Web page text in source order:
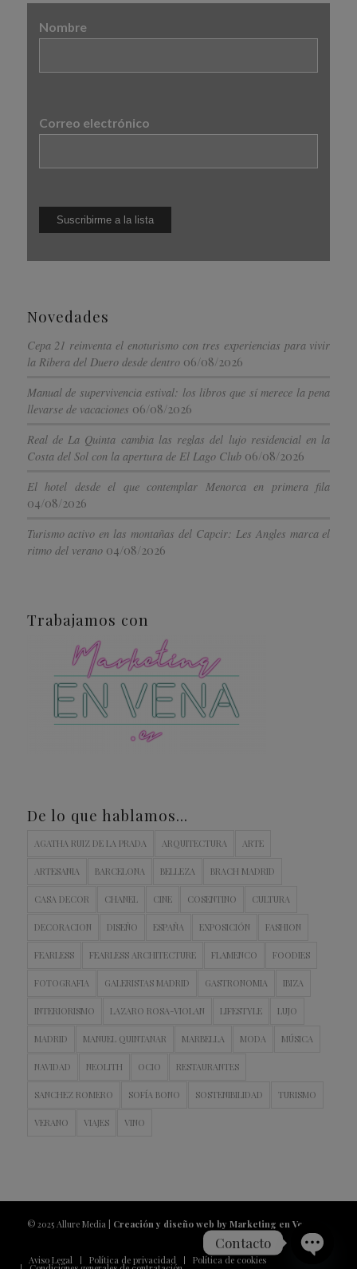
Nombre
Correo electrónico
Novedades
Cepa 21 reinventa el enoturismo con tres experiencias para vivir
la Ribera del Duero desde dentro 06/08/2026
Manual de supervivencia estival: los libros que sí merece la pena
llevarse de vacaciones 06/08/2026
Real de La Quinta cambia las reglas del lujo residencial en la
Costa del Sol con la apertura de El Lago Club 06/08/2026
El hotel desde el que contemplar Menorca en primera fila
04/08/2026
Turismo activo en las montañas del Capcir: Les Angles marca el
ritmo del verano 04/08/2026
Trabajamos con
De lo que hablamos…
AGATHA RUIZ DE LA PRADA ARQUITECTURA ARTE
ARTESANIA BARCELONA BELLEZA BRACH MADRID
CASA DECOR CHANEL CINE COSENTINO CULTURA
DECORACION DISEÑO ESPAÑA EXPOSICIÓN FASHION
FEARLESS FEARLESS ARCHITECTURE FLAMENCO FOODIES
FOTOGRAFIA GALERISTAS MADRID GASTRONOMIA IBIZA
INTERIORISMO LAZARO ROSA-VIOLAN LIFESTYLE LUJO
MADRID MANUEL QUINTANAR MARBELLA MODA MÚSICA
NAVIDAD NEOLITH OCIO RESTAURANTES
SANCHEZ ROMERO SOFÍA BONO SOSTENIBILIDAD TURISMO
VERANO VIAJES VINO
© 2025 Allure Media | Creación y diseño web by Marketing en Vena
Aviso Legal Política de privacidad Política de cookies
Contacto